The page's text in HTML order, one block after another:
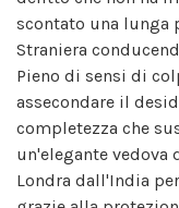
scontato una lunga
Straniera
Pieno di sensi di
assecondare il
completezza che
un'elegante vedova
Londra dall'India